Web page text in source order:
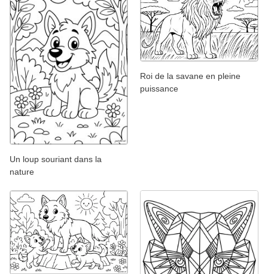
Un loup souriant dans la
nature
Roi de la savane en pleine
puissance